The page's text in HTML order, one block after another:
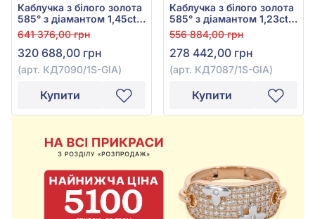
Каблучка з білого золота
585° з діамантом 1,45ct,
арт. КД7090/1S-GIA
641 376,00 грн
320 688,00 грн
(арт. КД7090/1S-GIA)
Купити
Каблучка з білого золота
585° з діамантом 1,23ct,
арт. КД7087/1S-GIA
556 884,00 грн
278 442,00 грн
(арт. КД7087/1S-GIA)
Купити